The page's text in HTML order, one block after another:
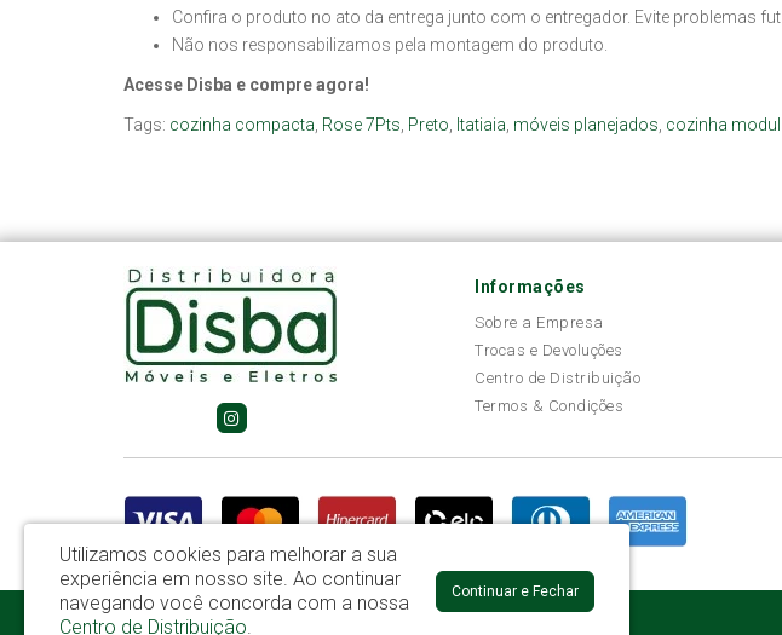
Confira o produto no ato da entrega junto com o entregador. Evite problemas
Não nos responsabilizamos pela montagem do produto.
Acesse Disba e compre agora!
Tags: cozinha compacta Rose 7Pts Preto Itatiaia móveis planejados cozinha
Informações
Sobre a Empresa
Trocas e Devoluções
Centro de Distribuição
Termos & Condições
Disba Móveis Salvador Ltda - CNPJ: 52.081.184/0001-65
Utilizamos cookies para melhorar a sua
experiência em nosso site. Ao continuar
navegando você concorda com a nossa
Centro de Distribuição.
Continuar e Fechar